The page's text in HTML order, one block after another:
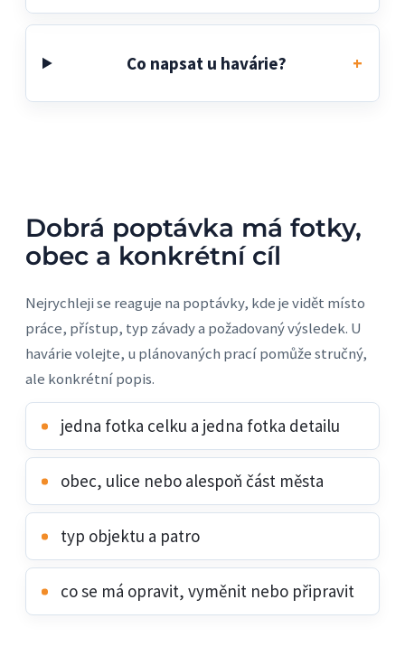
Co napsat u havárie?
Dobrá poptávka má fotky,
obec a konkrétní cíl
Nejrychleji se reaguje na poptávky, kde je vidět místo
práce, přístup, typ závady a požadovaný výsledek. U
havárie volejte, u plánovaných prací pomůže stručný,
ale konkrétní popis.
jedna fotka celku a jedna fotka detailu
obec, ulice nebo alespoň část města
typ objektu a patro
co se má opravit, vyměnit nebo připravit